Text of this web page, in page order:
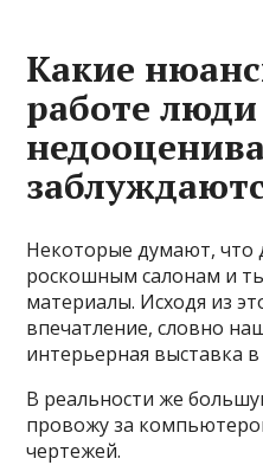
Какие
работе
Некоторые думают, что
роскошным салонам и
материалы. Исходя из
впечатление, словно
интерьерная выставка
В реальности же
провожу за
чертежей.